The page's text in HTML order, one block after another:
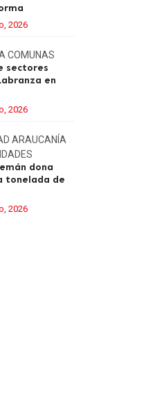
2026
COMUNAS
sectores
en
2026
ARAUCANÍA
dona
tonelada de
2026